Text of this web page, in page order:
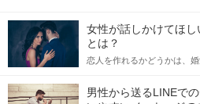
女性が話しかけてほ
とは？
恋人を作れるかどうかは、
てアプローチできるかにも
格的に始めようとしている
男性から送るLINEで